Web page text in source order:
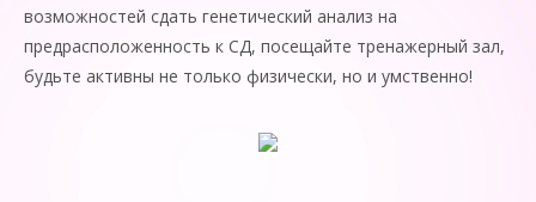
возможностей сдать генетический анализ на
предрасположенность к СД, посещайте тренажерный зал,
будьте активны не только физически, но и умственно!